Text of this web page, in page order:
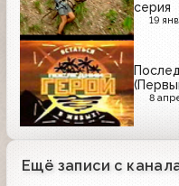
серия
19
8
Ещё записи с